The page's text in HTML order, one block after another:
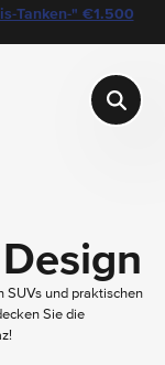
Tanken-" €1.500
SUVs und praktischen
Sie die